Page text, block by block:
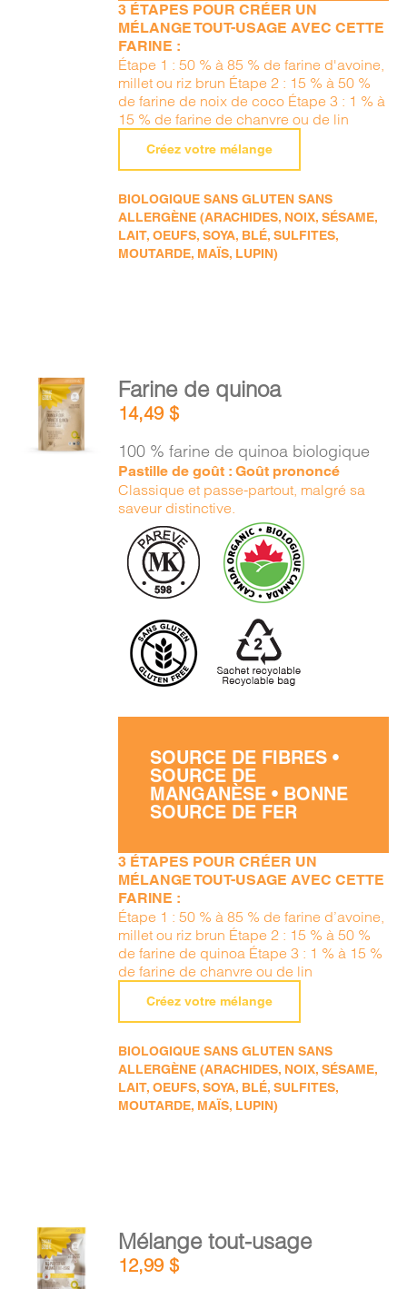
3 ÉTAPES POUR CRÉER UN
MÉLANGE TOUT-USAGE AVEC CETTE
FARINE :
Étape 1 : 50 % à 85 % de farine d'avoine,
millet ou riz brun Étape 2 : 15 % à 50 %
de farine de noix de coco Étape 3 : 1 % à
15 % de farine de chanvre ou de lin
Créez votre mélange
BIOLOGIQUE SANS GLUTEN SANS
ALLERGÈNE (ARACHIDES, NOIX, SÉSAME,
LAIT, OEUFS, SOYA, BLÉ, SULFITES,
MOUTARDE, MAÏS, LUPIN)
AJOUTER
AU
PANIER
DÉTAILS
Farine de quinoa
14,49$
100 % farine de quinoa biologique
Pastille de goût : Goût prononcé
Classique et passe-partout, malgré sa
saveur distinctive.
SOURCE DE FIBRES •
SOURCE DE
MANGANÈSE • BONNE
SOURCE DE FER
3 ÉTAPES POUR CRÉER UN
MÉLANGE TOUT-USAGE AVEC CETTE
FARINE :
Étape 1 : 50 % à 85 % de farine d’avoine,
millet ou riz brun Étape 2 : 15 % à 50 %
de farine de quinoa Étape 3 : 1 % à 15 %
de farine de chanvre ou de lin
Créez votre mélange
BIOLOGIQUE SANS GLUTEN SANS
ALLERGÈNE (ARACHIDES, NOIX, SÉSAME,
LAIT, OEUFS, SOYA, BLÉ, SULFITES,
MOUTARDE, MAÏS, LUPIN)
AJOUTER
AU
PANIER
Mélange tout-usage
12,99$